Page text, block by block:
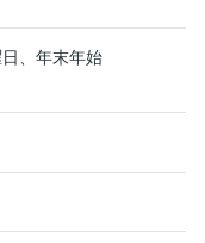
、年末年始